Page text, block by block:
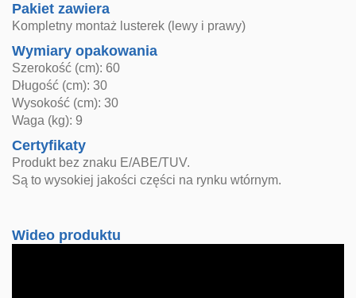
Pakiet zawiera
Kompletny montaż lusterek (lewy i prawy)
Wymiary opakowania
Szerokość (cm): 60
Długość (cm): 30
Wysokość (cm): 30
Waga (kg): 9
Certyfikaty
Produkt bez znaku E/ABE/TUV.
Są to wysokiej jakości części na rynku wtórnym.
Wideo produktu